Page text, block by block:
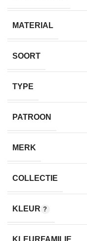
MATERIAL
SOORT
TYPE
PATROON
MERK
COLLECTIE
KLEUR
KLEURFAMILIE